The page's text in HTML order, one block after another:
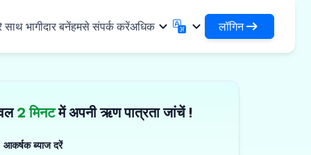
ढांचा
साझा करें
साथ भागीदार बनेंहमसे संपर्क करेंअधिक
हिन्दी
✓
বাংলা
लॉगिन
DSA के रूप में लॉगिन करें
2 मिनटमें अपनी ऋण पात्रता जांचें !
आकर्षक ब्याज दरें